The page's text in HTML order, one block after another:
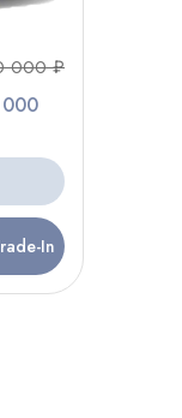
000 ₽
000
In